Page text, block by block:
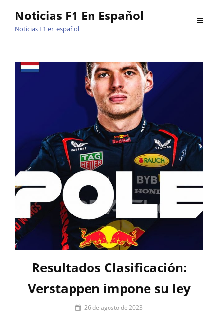
Noticias F1 En Español
Noticias F1 en español
Resultados Clasificación:
Verstappen impone su ley
Por 26 de agosto de 2023